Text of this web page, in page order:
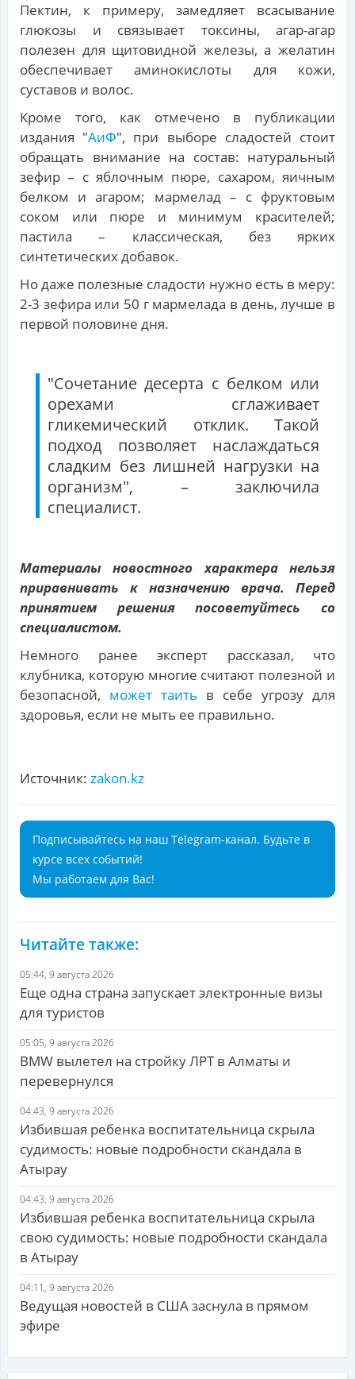
Пектин, к примеру, замедляет всасывание
глюкозы и связывает токсины, агар-агар
полезен для щитовидной железы, а желатин
обеспечивает аминокислоты для кожи,
суставов и волос.
Кроме того, как отмечено в публикации
издания "АиФ", при выборе сладостей стоит
обращать внимание на состав: натуральный
зефир – с яблочным пюре, сахаром, яичным
белком и агаром; мармелад – с фруктовым
соком или пюре и минимум красителей;
пастила – классическая, без ярких
синтетических добавок.
Но даже полезные сладости нужно есть в меру:
2-3 зефира или 50 г мармелада в день, лучше в
первой половине дня.
"Сочетание десерта с белком или
орехами сглаживает
гликемический отклик. Такой
подход позволяет наслаждаться
сладким без лишней нагрузки на
организм", – заключила
специалист.
Материалы новостного характера нельзя
приравнивать к назначению врача. Перед
принятием решения посоветуйтесь со
специалистом.
Немного ранее эксперт рассказал, что
клубника, которую многие считают полезной и
безопасной, может таить в себе угрозу для
здоровья, если не мыть ее правильно.
Источник: zakon.kz
Подписывайтесь на наш Telegram-канал. Будьте в
курсе всех событий!
Мы работаем для Вас!
Читайте также:
05:44, 9 августа 2026
Еще одна страна запускает электронные визы
для туристов
05:05, 9 августа 2026
BMW вылетел на стройку ЛРТ в Алматы и
перевернулся
04:43, 9 августа 2026
Избившая ребенка воспитательница скрыла
судимость: новые подробности скандала в
Атырау
04:43, 9 августа 2026
Избившая ребенка воспитательница скрыла
свою судимость: новые подробности скандала
в Атырау
04:11, 9 августа 2026
Ведущая новостей в США заснула в прямом
эфире